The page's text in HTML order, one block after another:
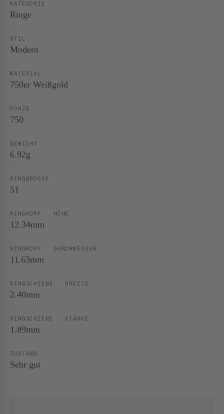
KATEGORIE
Ringe
STIL
Modern
MATERIAL
750er Weißgold
PUNZE
750
GEWICHT
6.92g
RINGGRÖSSE
51
RINGKOPF · HÖHE
12.34mm
RINGKOPF · DURCHMESSER
11.63mm
RINGSCHIENE · BREITE
2.40mm
RINGSCHIENE · STÄRKE
1.89mm
ZUSTAND
Sehr gut